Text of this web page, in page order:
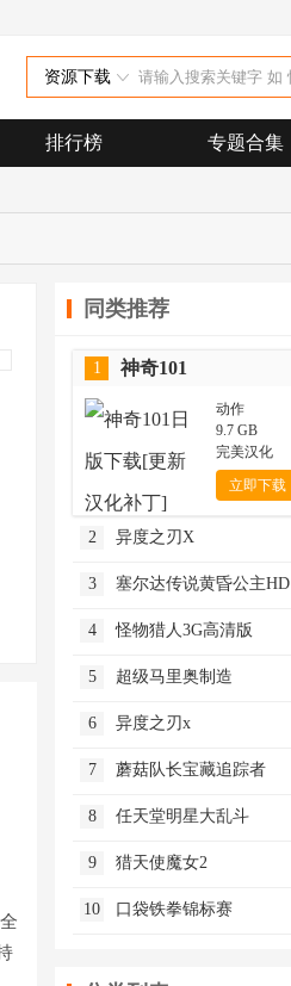
资源下载
排行榜 专题合集
同类推荐
1 神奇101
动作
9.7 GB
完美汉化
立即下载
2 异度之刃X
3 塞尔达传说黄昏公主HD
4 怪物猎人3G高清版
5 超级马里奥制造
6 异度之刃x
7 蘑菇队长宝藏追踪者
8 任天堂明星大乱斗
9 猎天使魔女2
10 口袋铁拳锦标赛